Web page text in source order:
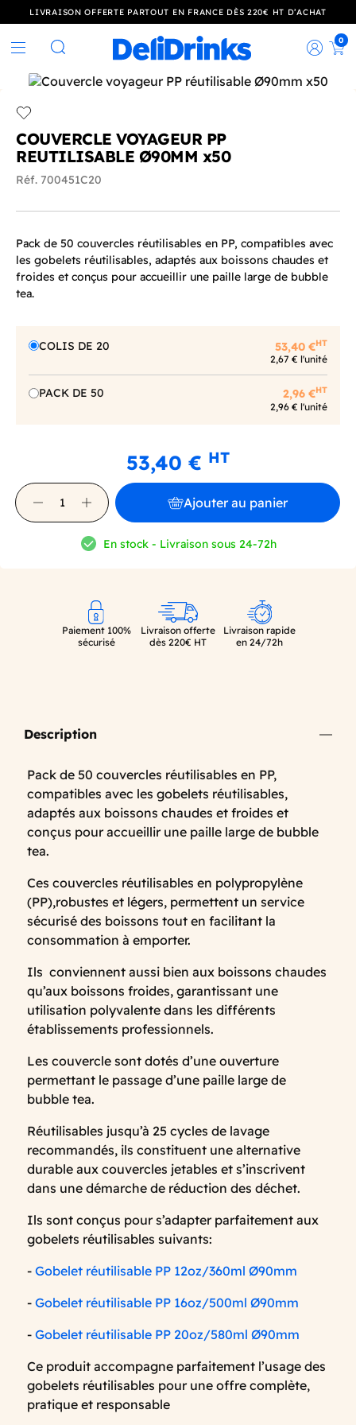
LIVRAISON OFFERTE PARTOUT EN FRANCE DÈS 220€ HT D’ACHAT
Rechercher
0
COUVERCLE VOYAGEUR PP
REUTILISABLE Ø90MM x50
Réf. 700451C20
Pack de 50 couvercles réutilisables en PP, compatibles avec
les gobelets réutilisables, adaptés aux boissons chaudes et
froides et conçus pour accueillir une paille large de bubble
tea.
COLIS DE 20 53,40 €HT
2,67 € l'unité
PACK DE 50 2,96 €HT
2,96 € l'unité
53,40 € HT
Ajouter au panier
En stock - Livraison sous 24-72h
Paiement 100%
sécurisé
Livraison offerte
dès 220€ HT
Livraison rapide
en 24/72h
Description
Pack de 50 couvercles réutilisables en PP,
compatibles avec les gobelets réutilisables,
adaptés aux boissons chaudes et froides et
conçus pour accueillir une paille large de bubble
tea.
Ces couvercles réutilisables en polypropylène
(PP),robustes et légers, permettent un service
sécurisé des boissons tout en facilitant la
consommation à emporter.
Ils conviennent aussi bien aux boissons chaudes
qu’aux boissons froides, garantissant une
utilisation polyvalente dans les différents
établissements professionnels.
Les couvercle sont dotés d’une ouverture
permettant le passage d’une paille large de
bubble tea.
Réutilisables jusqu’à 25 cycles de lavage
recommandés, ils constituent une alternative
durable aux couvercles jetables et s’inscrivent
dans une démarche de réduction des déchet.
Ils sont conçus pour s’adapter parfaitement aux
gobelets réutilisables suivants:
- Gobelet réutilisable PP 12oz/360ml Ø90mm
- Gobelet réutilisable PP 16oz/500ml Ø90mm
- Gobelet réutilisable PP 20oz/580ml Ø90mm
Ce produit accompagne parfaitement l’usage des
gobelets réutilisables pour une offre complète,
pratique et responsable